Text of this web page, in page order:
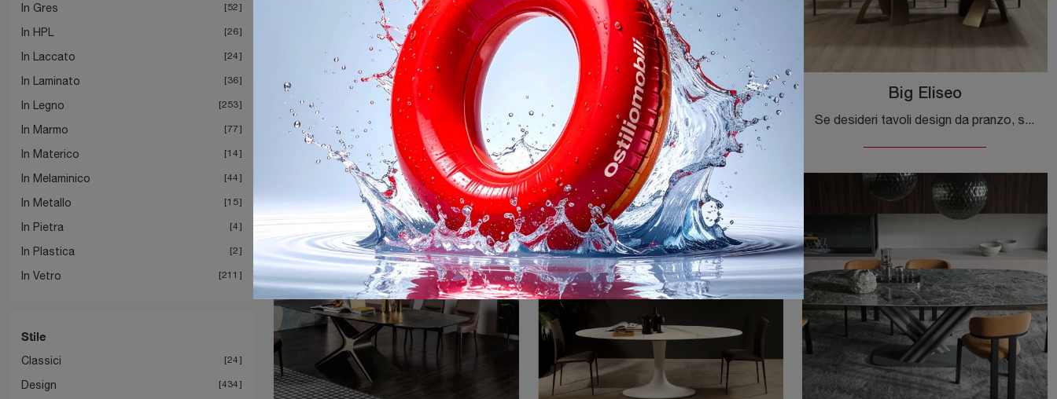
In Gres 52
In HPL 26
In Laccato 24
In Laminato 36
In Legno 253
In Marmo 77
In Materico 14
In Melaminico 44
In Metallo 15
In Pietra 4
In Plastica 2
In Vetro 211
Stile
Classici 24
Design 434
Thunder Silk Wood
Vuoi avere ulteriori info sul tavolo da pranzo Thunder Silk Wood di Tonin Casa? Clicca e ottieni informazioni sui modelli fissi dell'azienda.
Reverse
Vuoi completare spazi design? Scopri di più sui tavoli design fissi: il modello da pranzo Reverse ti attende.
Big Eliseo
Se desideri tavoli design da pranzo, scopri i modelli fissi di Tonin Casa: clicca e scopri il modello Big Eliseo in legno.